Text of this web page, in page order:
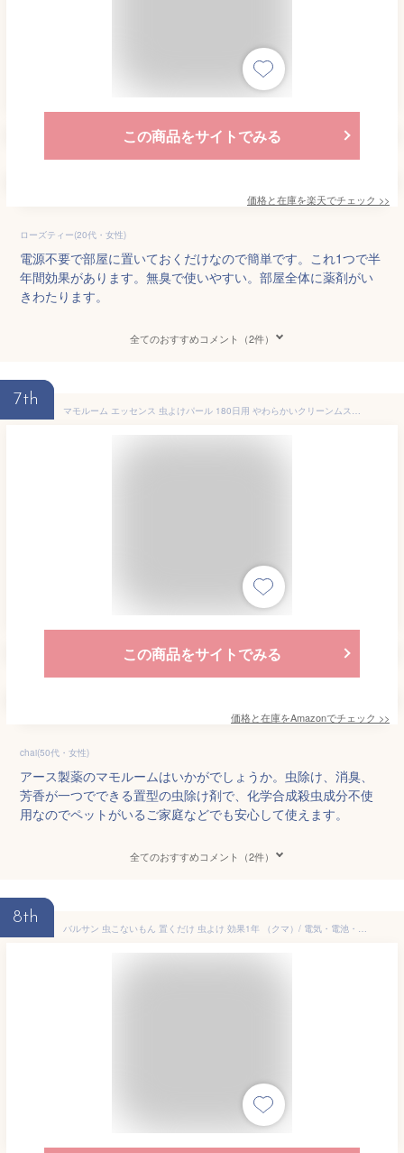
この商品をサイトでみる
価格と在庫を楽天でチェック >>
ローズティー(20代・女性)
電源不要で部屋に置いておくだけなので簡単です。これ1つで半
年間効果があります。無臭で使いやすい。部屋全体に薬剤がい
きわたります。
全てのおすすめコメント（2件）
7th
マモルーム エッセンス 虫よけパール 180日用 やわらかいクリーンムスク 置くだけ 虫よけ 消臭 芳香剤 置き型 虫除け 室内
この商品をサイトでみる
価格と在庫をAmazonでチェック >>
chai(50代・女性)
アース製薬のマモルームはいかがでしょうか。虫除け、消臭、
芳香が一つでできる置型の虫除け剤で、化学合成殺虫成分不使
用なのでペットがいるご家庭などでも安心して使えます。
全てのおすすめコメント（2件）
8th
バルサン 虫こないもん 置くだけ 虫よけ 効果1年 （クマ）/ 電気・電池・火気不要で安全・静か/バルサン独自のワイド拡散 /